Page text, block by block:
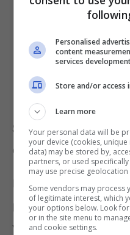
Sul volantino
cucina
Da LIDL si possono
prezzi ottimi. Da
verranno messi in
Personalised
content
services
Store and/or access
Learn more
Your personal data will be
your device (cookies,
data) may be stored by,
partners, or used
may use precise geolocation
Some vendors may
of legitimate interest, which
your options below. Look
or in the site menu to
and cookie settings.